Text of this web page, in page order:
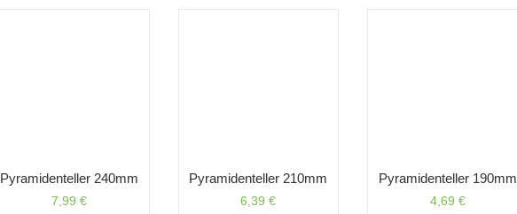
Pyramidenteller 240mm
7,99€
Pyramidenteller 210mm
6,39€
Pyramidenteller 190mm
4,69 €